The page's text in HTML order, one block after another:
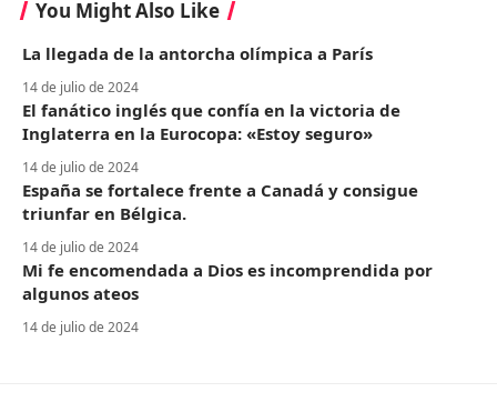
You Might Also Like
La llegada de la antorcha olímpica a París
14 de julio de 2024
El fanático inglés que confía en la victoria de
Inglaterra en la Eurocopa: «Estoy seguro»
14 de julio de 2024
España se fortalece frente a Canadá y consigue
triunfar en Bélgica.
14 de julio de 2024
Mi fe encomendada a Dios es incomprendida por
algunos ateos
14 de julio de 2024